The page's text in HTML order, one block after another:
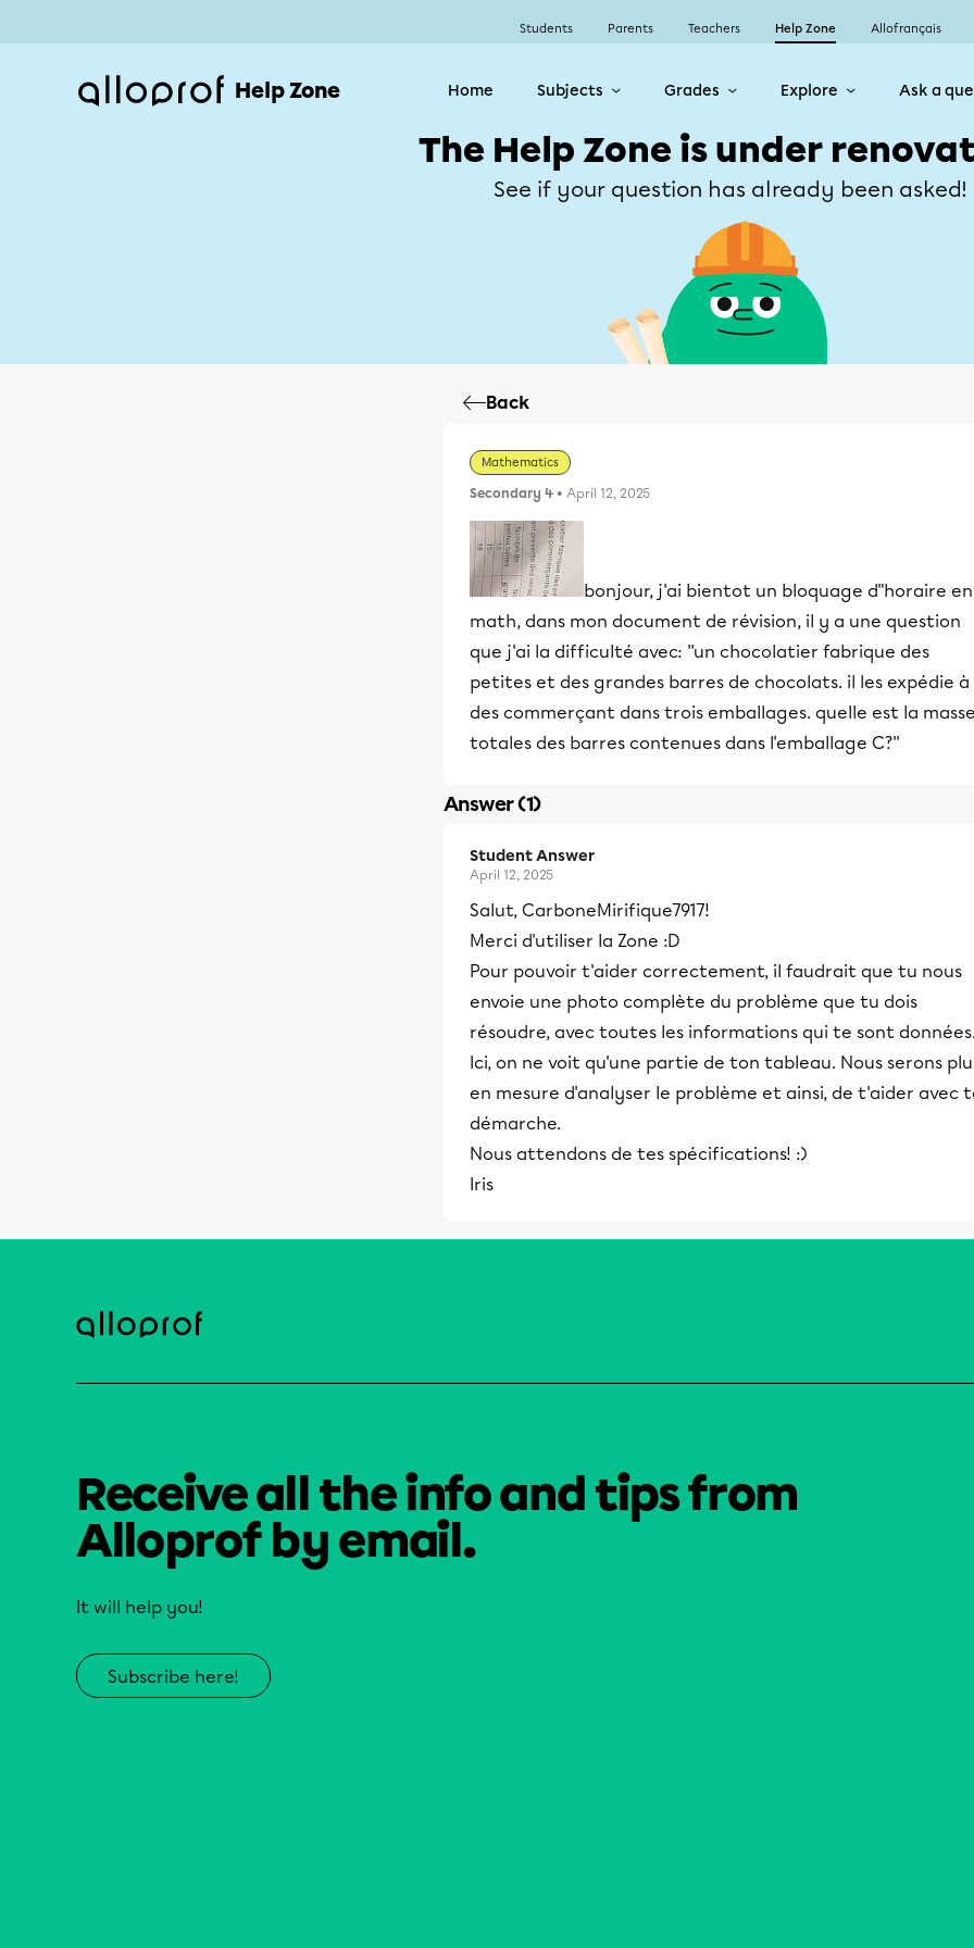
Students Parents Teachers Help Zone Allofrançais
Help Zone Home Subjects Grades Explore Ask a
The Help Zone is under
See if your question has already been asked!
Back
Mathematics
Secondary 4 • April 12, 2025
bonjour, j'ai bientot un bloquage d"horaire en
math, dans mon document de révision, il y a une question
que j'ai la difficulté avec: ''un chocolatier fabrique des
petites et des grandes barres de chocolats. il les expédie à
des commerçant dans trois emballages. quelle est la
totales des barres contenues dans l'emballage C?''
Answer (1)
Student Answer
April 12, 2025
Salut, CarboneMirifique7917!
Merci d'utiliser la Zone :D
Pour pouvoir t'aider correctement, il faudrait que tu nous
envoie une photo complète du problème que tu dois
résoudre, avec toutes les informations qui te sont
Ici, on ne voit qu'une partie de ton tableau. Nous serons
en mesure d'analyser le problème et ainsi, de t'aider avec
démarche.
Nous attendons de tes spécifications! :)
Iris
Receive all the info and tips from
Alloprof by email.
It will help you!
Subscribe here!